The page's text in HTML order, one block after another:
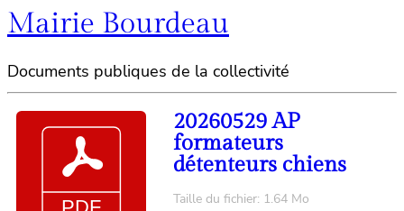
Mairie Bourdeau
Documents publiques de la collectivité
20260529 AP
formateurs
détenteurs chiens
Taille du fichier: 1.64 Mo